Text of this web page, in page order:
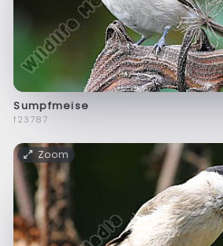
Sumpfmeise
f23787
Zoom